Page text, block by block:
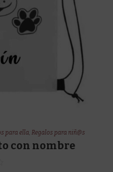
para ella,Regalos para niñ@s
con nombre